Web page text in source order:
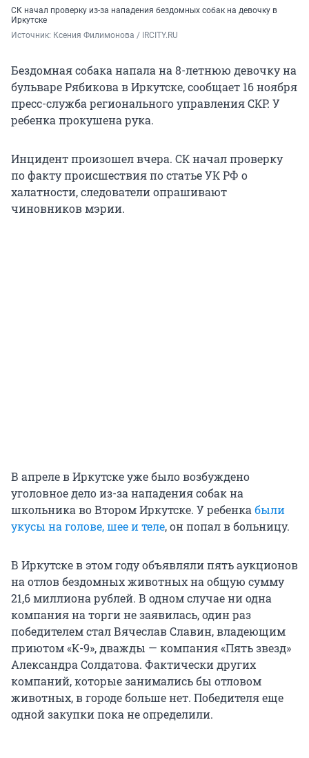
СК начал проверку из-за нападения бездомных собак на девочку в
Иркутске
Источник: Ксения Филимонова / IRCITY.RU
Бездомная собака напала на 8-летнюю девочку на
бульваре Рябикова в Иркутске, сообщает 16 ноября
пресс-служба регионального управления СКР. У
ребенка прокушена рука.
Инцидент произошел вчера. СК начал проверку
по факту происшествия по статье УК РФ о
халатности, следователи опрашивают
чиновников мэрии.
В апреле в Иркутске уже было возбуждено
уголовное дело из-за нападения собак на
школьника во Втором Иркутске. У ребенкабыли
укусы на голове, шее и теле, он попал в больницу.
В Иркутске в этом году объявляли пять аукционов
на отлов бездомных животных на общую сумму
21,6 миллиона рублей. В одном случае ни одна
компания на торги не заявилась, один раз
победителем стал Вячеслав Славин, владеющим
приютом «К-9», дважды — компания «Пять звезд»
Александра Солдатова. Фактически других
компаний, которые занимались бы отловом
животных, в городе больше нет. Победителя еще
одной закупки пока не определили.